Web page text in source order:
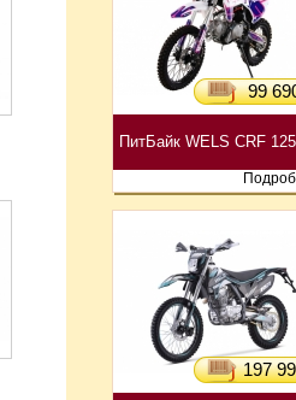
99
ПитБайк WELS CRF
197